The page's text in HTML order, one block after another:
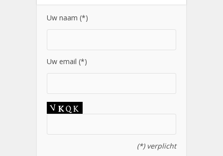
Uw naam (*)
Uw email (*)
(*) verplicht